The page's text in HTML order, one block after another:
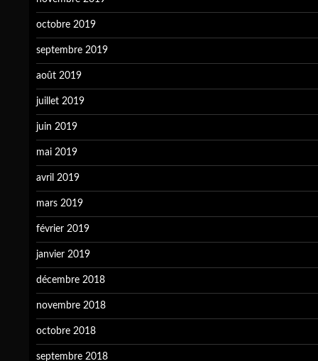
octobre 2019
septembre 2019
août 2019
juillet 2019
juin 2019
mai 2019
avril 2019
mars 2019
février 2019
janvier 2019
décembre 2018
novembre 2018
octobre 2018
septembre 2018